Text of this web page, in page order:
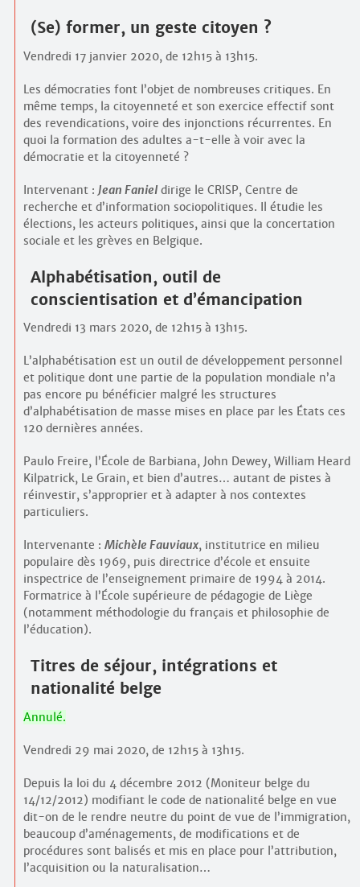
(Se) former, un geste citoyen ?
Vendredi 17 janvier 2020, de 12h15 à 13h15.
Les démocraties font l’objet de nombreuses critiques. En
même temps, la citoyenneté et son exercice effectif sont
des revendications, voire des injonctions récurrentes. En
quoi la formation des adultes a-t-elle à voir avec la
démocratie et la citoyenneté ?
Intervenant : Jean Fanieldirige le CRISP, Centre de
recherche et d’information socio­politiques. Il étudie les
élections, les acteurs politiques, ainsi que la concertation
sociale et les grèves en Belgique.
Alphabétisation, outil de
conscientisation et d’émancipation
Vendredi 13 mars 2020, de 12h15 à 13h15.
L’alphabétisation est un outil de développement personnel
et politique dont une partie de la population mondiale n’a
pas encore pu bénéficier malgré les structures
d’alphabétisation de masse mises en place par les États ces
120 dernières années.
Paulo Freire, l’École de Barbiana, John Dewey, William Heard
Kilpatrick, Le Grain, et bien d’autres… autant de pistes à
réinvestir, s’approprier et à adapter à nos contextes
particuliers.
Intervenante : Michèle Fauviaux, institutrice en milieu
populaire dès 1969, puis directrice d’école et ensuite
inspectrice de l’enseignement primaire de 1994 à 2014.
Formatrice à l’École supérieure de pédagogie de Liège
(notamment méthodologie du français et philosophie de
l’éducation).
Titres de séjour, intégrations et
nationalité belge
Annulé.
Vendredi 29 mai 2020, de 12h15 à 13h15.
Depuis la loi du 4 décembre 2012 (Moniteur belge du
14/12/2012) modifiant le code de nationalité belge en vue
dit-on de le rendre neutre du point de vue de l’immigration,
beaucoup d’aménagements, de modifications et de
procédures sont balisés et mis en place pour l’attribution,
l’acquisition ou la naturalisation…